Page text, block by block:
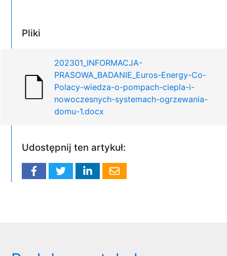
Pliki
202301_INFORMACJA-
PRASOWA_BADANIE_Euros-Energy-Co-
Polacy-wiedza-o-pompach-ciepla-i-
nowoczesnych-systemach-ogrzewania-
domu-1.docx
Udostępnij ten artykuł: